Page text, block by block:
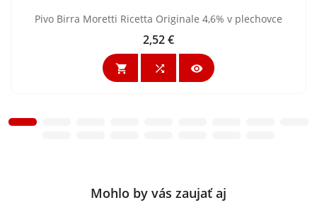
Pivo Birra Moretti Ricetta Originale 4,6% v plechovce
Cena
2,52 €
  
Mohlo by vás zaujať aj